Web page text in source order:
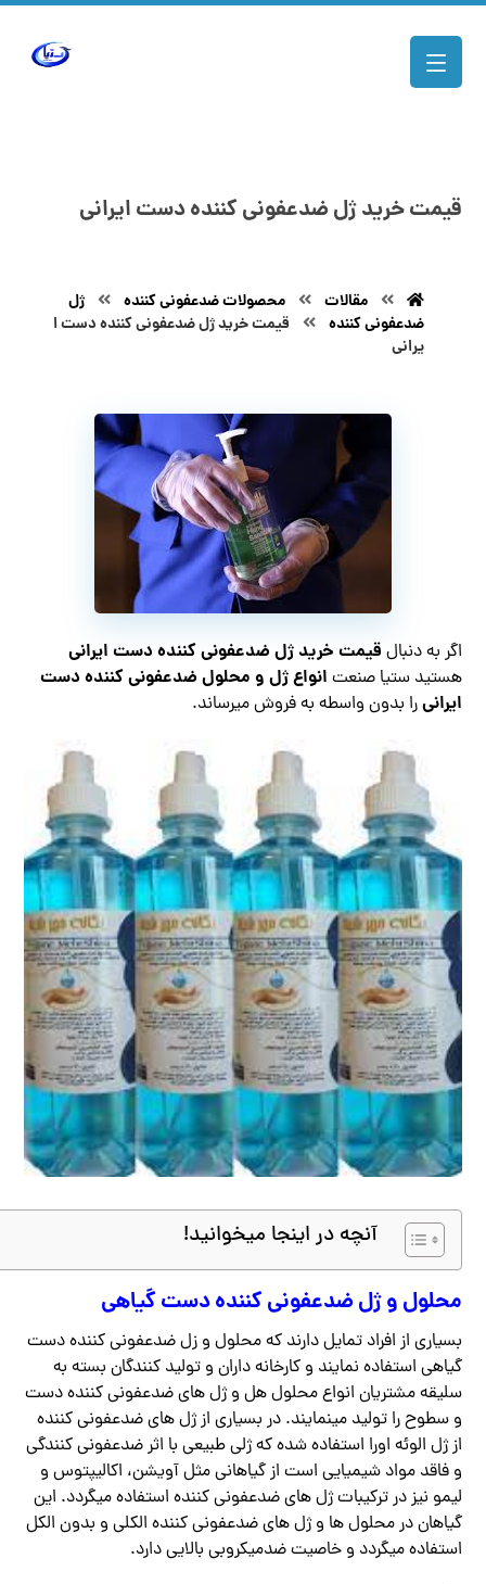
قیمت خرید ژل ضدعفونی کننده دست ایرانی
مقالات محصولات ضدعفونی کننده
ژل
ضدعفونی کننده
قیمت خرید ژل ضدعفونی کننده دست ا
یرانی
اگر به دنبال قیمت خرید ژل ضدعفونی کننده دست ایرانی
هستید ستیا صنعت انواع ژل و محلول ضدعفونی کننده دست
ایرانیرا بدون واسطه به فروش میرساند.
آنچه در اینجا میخوانید!
محلول و ژل ضدعفونی کننده دست گیاهی
بسیاری از افراد تمایل دارند که محلول و زل ضدعفونی کننده دست
گیاهی استفاده نمایند و کارخانه داران و تولید کنندگان بسته به
سلیقه مشتریان انواع محلول هل و ژل های ضدعفونی کننده دست
و سطوح را تولید مینمایند. در بسیاری از ژل های ضدعفونی کننده
از ژل الوئه اورا استفاده شده که ژلی طبیعی با اثر ضدعفونی کنندگی
و فاقد مواد شیمیایی است از گیاهانی مثل آویشن، اکالیپتوس و
لیمو نیز در ترکیبات ژل های ضدعفونی کننده استفاده میگردد. این
گیاهان در محلول ها و ژل های ضدعفونی کننده الکلی و بدون الکل
استفاده میگردد و خاصیت ضدمیکروبی بالایی دارد.